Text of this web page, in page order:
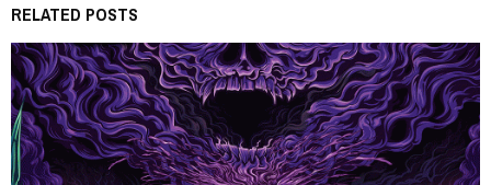
RELATED POSTS